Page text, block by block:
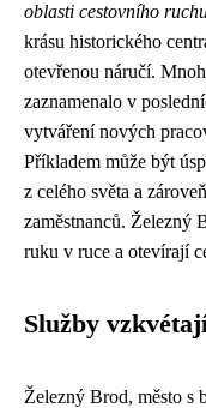
oblasti cestovního
krásu historického
otevřenou náručí.
zaznamenalo v
vytváření nových
Příkladem může být
z celého světa a
zaměstnanců. Železný
ruku v ruce a otevírají
Služby
Železný Brod, město s